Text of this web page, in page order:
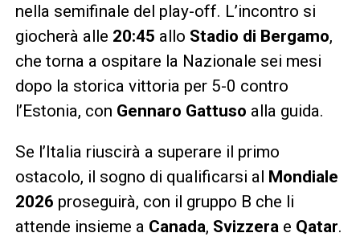
nella semifinale del play-off. L’incontro si
giocherà alle 20:45 allo Stadio di Bergamo,
che torna a ospitare la Nazionale sei mesi
dopo la storica vittoria per 5-0 contro
l’Estonia, con Gennaro Gattuso alla guida.
Se l’Italia riuscirà a superare il primo
ostacolo, il sogno di qualificarsi al Mondiale
2026 proseguirà, con il gruppo B che li
attende insieme a Canada, Svizzerae Qatar.